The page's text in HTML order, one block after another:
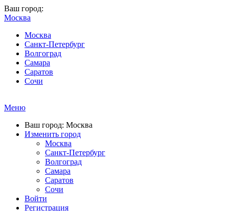
Ваш город:
Москва
Москва
Санкт-Петербург
Волгоград
Самара
Саратов
Сочи
Меню
Ваш город: Москва
Изменить город
Москва
Санкт-Петербург
Волгоград
Самара
Саратов
Сочи
Войти
Регистрация